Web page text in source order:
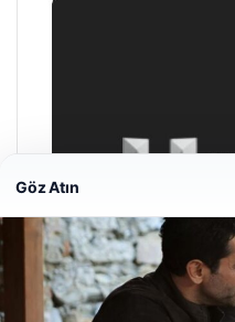
Göz Atın